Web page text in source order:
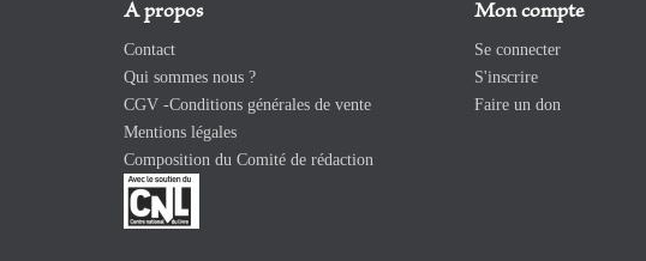
A propos
Contact
Qui sommes nous ?
CGV -Conditions générales de vente
Mentions légales
Composition du Comité de rédaction
Mon compte
Se connecter
S'inscrire
Faire un don